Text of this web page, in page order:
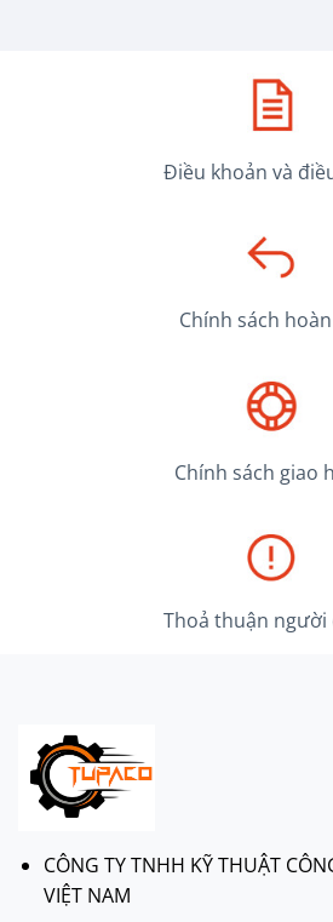
Điều khoản và
Chính sách
Chính sách giao
Thoả thuận người
CÔNG TY TNHH KỸ THUẬT
VIỆT NAM